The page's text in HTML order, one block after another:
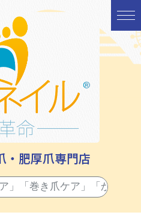
・肥厚爪専門店